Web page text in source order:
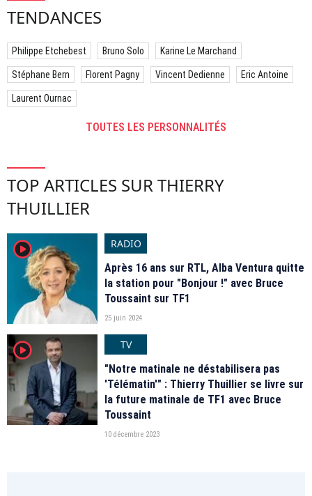
TENDANCES
Philippe Etchebest Bruno Solo Karine Le Marchand
Stéphane Bern Florent Pagny Vincent Dedienne Eric Antoine
Laurent Ournac
TOUTES LES PERSONNALITÉS
TOP ARTICLES SUR THIERRY
THUILLIER
player2
RADIO
Après 16 ans sur RTL, Alba Ventura quitte
la station pour "Bonjour !" avec Bruce
Toussaint sur TF1
25 juin 2024
player2
TV
"Notre matinale ne déstabilisera pas
'Télématin'" : Thierry Thuillier se livre sur
la future matinale de TF1 avec Bruce
Toussaint
10 décembre 2023